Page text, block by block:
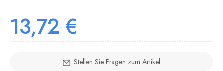
13,72 €
Stellen Sie Fragen zum Artikel